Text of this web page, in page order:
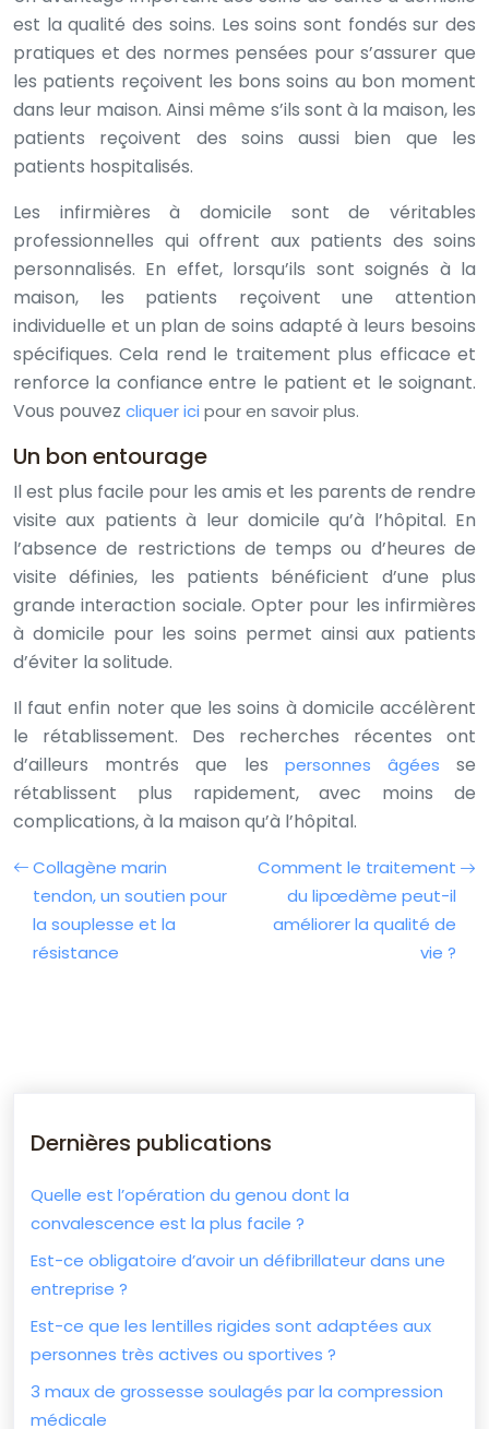
est la qualité des soins. Les soins sont fondés sur des
pratiques et des normes pensées pour s’assurer que
les patients reçoivent les bons soins au bon moment
dans leur maison. Ainsi même s’ils sont à la maison, les
patients reçoivent des soins aussi bien que les
patients hospitalisés.
Les infirmières à domicile sont de véritables
professionnelles qui offrent aux patients des soins
personnalisés. En effet, lorsqu’ils sont soignés à la
maison, les patients reçoivent une attention
individuelle et un plan de soins adapté à leurs besoins
spécifiques. Cela rend le traitement plus efficace et
renforce la confiance entre le patient et le soignant.
Vous pouvez cliquer ici pour en savoir plus.
Un bon entourage
Il est plus facile pour les amis et les parents de rendre
visite aux patients à leur domicile qu’à l’hôpital. En
l’absence de restrictions de temps ou d’heures de
visite définies, les patients bénéficient d’une plus
grande interaction sociale. Opter pour les infirmières
à domicile pour les soins permet ainsi aux patients
d’éviter la solitude.
Il faut enfin noter que les soins à domicile accélèrent
le rétablissement. Des recherches récentes ont
d’ailleurs montrés que les personnes âgées se
rétablissent plus rapidement, avec moins de
complications, à la maison qu’à l’hôpital.
Collagène marin
tendon, un soutien pour
la souplesse et la
résistance
Comment le traitement
du lipœdème peut-il
améliorer la qualité de
vie ?
Dernières publications
Quelle est l’opération du genou dont la
convalescence est la plus facile ?
Est-ce obligatoire d’avoir un défibrillateur dans une
entreprise ?
Est-ce que les lentilles rigides sont adaptées aux
personnes très actives ou sportives ?
3 maux de grossesse soulagés par la compression
médicale